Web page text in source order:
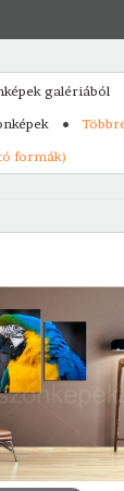
galériából
formák)